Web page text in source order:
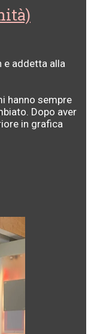
e addetta alla
hanno sempre
Dopo aver
in grafica